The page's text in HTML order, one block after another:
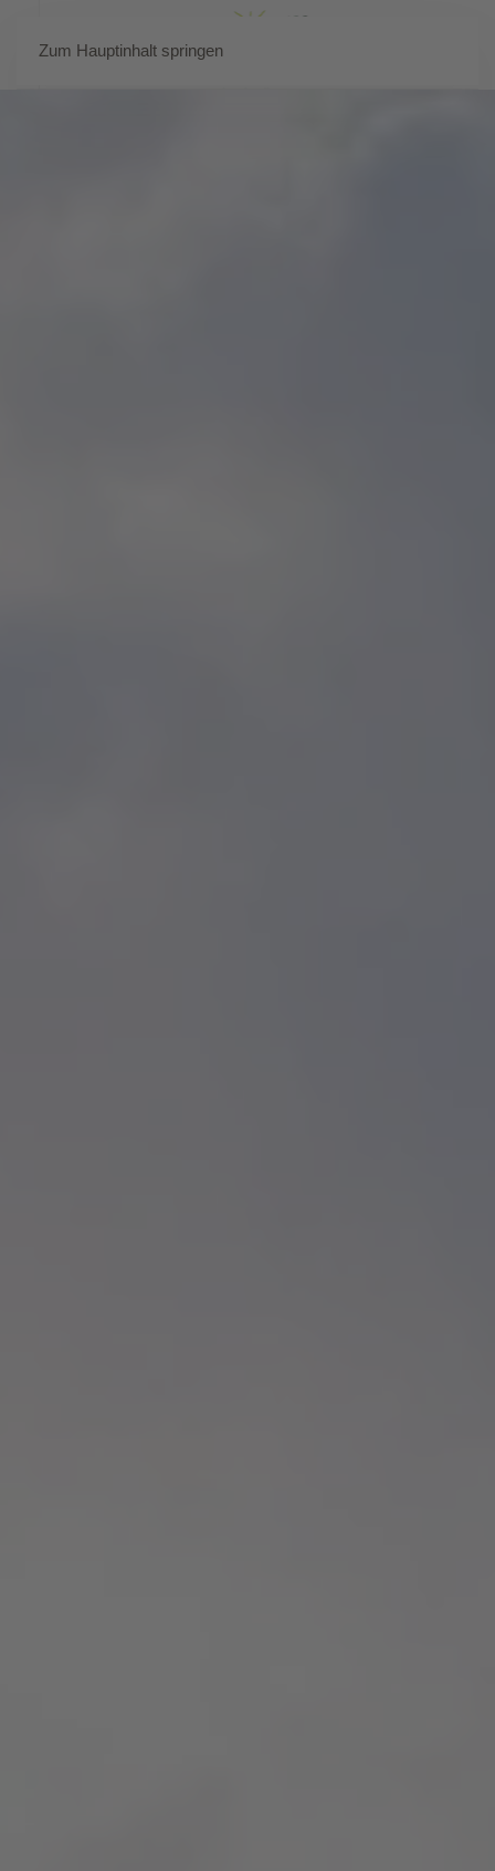
Zum Hauptinhalt springen